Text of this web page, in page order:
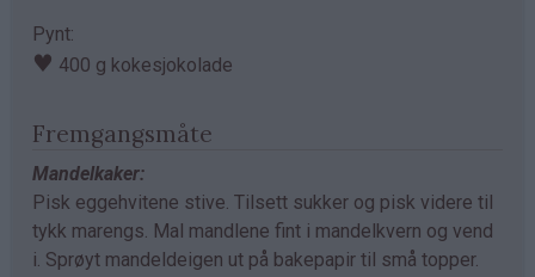
Pynt:
♥ 400 g kokesjokolade
Fremgangsmåte
Mandelkaker:
Pisk eggehvitene stive. Tilsett sukker og pisk videre til
tykk marengs. Mal mandlene fint i mandelkvern og vend
i. Sprøyt mandeldeigen ut på bakepapir til små topper.